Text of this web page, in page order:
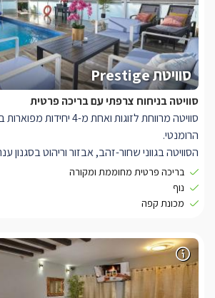
סוויטת Prestige
סוויטה בניחוח צרפתי עם בריכה פרטית
סוויטה מרווחת לזוגות ואחת
הרומנטי.
הסוויטה בגווני שחור-זהב, אבזור וריהוט בסגנון
קירות אבן להשלמת המראה המלכותי.
המיטה הזוגית מעץ אורן ניצבת על במה קטנה
לשינה מעולה.
מאגר סרטים חופשי לבחירה, מטבחון ופינת
מפוארים.
הבריכה פרטית לסוויטה , ישנו מעבר ציבורי בין
בריכה פרטית מחוממת ומקורה
נוף
מכונת קפה